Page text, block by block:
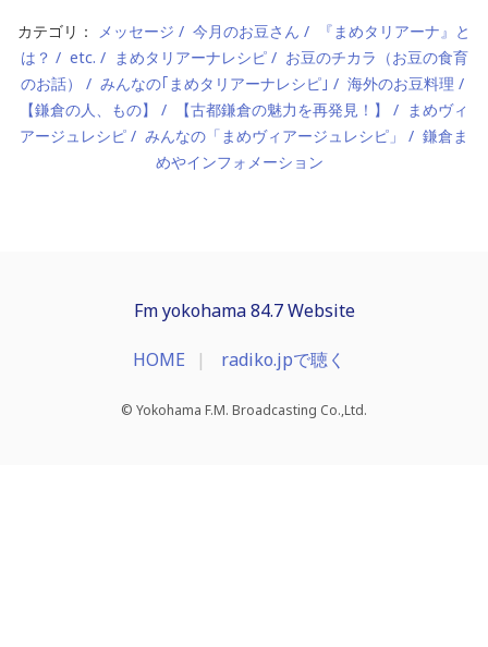
カテゴリ： メッセージ 今月のお豆さん
『まめタリアーナ』と
は？
etc. まめタリアーナレシピ
お豆のチカラ（お豆の食育
のお話）
みんなの｢まめタリアーナレシピ｣
海外のお豆料理
【鎌倉の人、もの】
【古都鎌倉の魅力を再発見！】
まめヴィ
アージュレシピ
みんなの「まめヴィアージュレシピ」
鎌倉ま
めやインフォメーション
Fm yokohama 84.7 Website
HOME radiko.jpで聴く
© Yokohama F.M. Broadcasting Co.,Ltd.